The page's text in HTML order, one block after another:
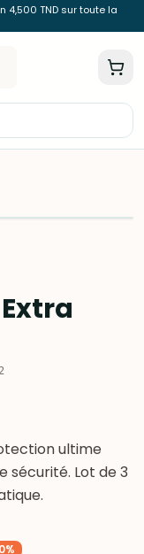
4,500 TND sur toute la
ultime
sécurité. Lot de 3
%